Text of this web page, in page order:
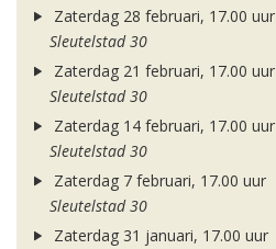
Zaterdag 28 februari, 17.00 uur
Sleutelstad 30
Zaterdag 21 februari, 17.00 uur
Sleutelstad 30
Zaterdag 14 februari, 17.00 uur
Sleutelstad 30
Zaterdag 7 februari, 17.00 uur
Sleutelstad 30
Zaterdag 31 januari, 17.00 uur